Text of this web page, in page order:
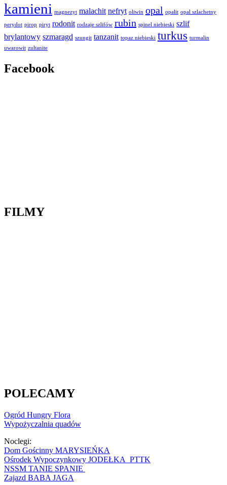
kamieni magnezyt malachit nefryt oliwin opal opalit opal szlachetny
perydot pirop piryt rodonit rodzaje szlifów rubin spinel niebieski szlif
brylantowy szmaragd szungit tanzanit topaz niebieski turkus turmalin
uwarowit zultanite
Facebook
FILMY
POLECAMY
Ogród Hungry Flora
Wypożyczalnia quadów
Noclegi:
Dom Gościnny MARYSIEŃKA
Ośrodek Wypoczynkowy JODEŁKA PTTK
NSSM TANIE SPANIE
Zajazd BABA JAGA